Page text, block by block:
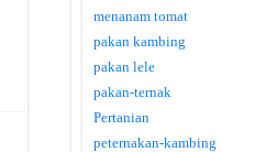
menanam tomat
pakan kambing
pakan lele
pakan-ternak
Pertanian
peternakan-kambing